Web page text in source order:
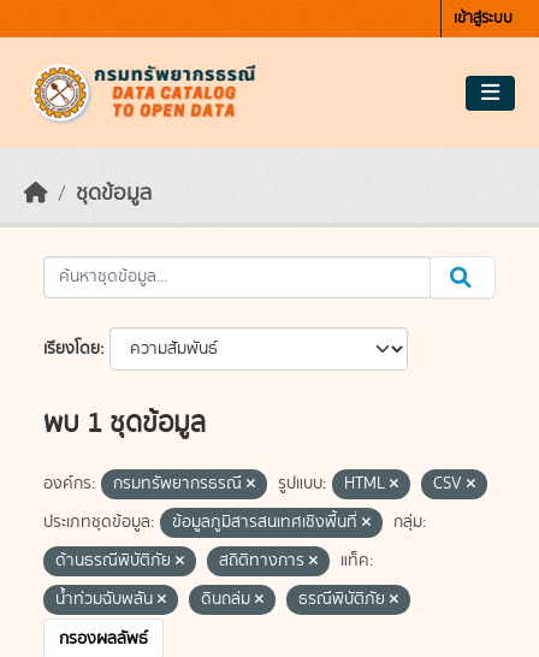
เข้าสู่ระบบ
ชุดข้อมูล
เรียงโดย
พบ 1 ชุดข้อมูล
องค์กร: กรมทรัพยากรธรณี รูปแบบ: HTML
CSV
ประเภทชุดข้อมูล:
ข้อมูลภูมิสารสนเทศเชิงพื้นที่
กลุ่ม:
ด้านธรณีพิบัติภัย
สถิติทางการ
แท็ค:
น้ำท่วมฉับพลัน
ดินถล่ม
ธรณีพิบัติภัย
กรองผลลัพธ์